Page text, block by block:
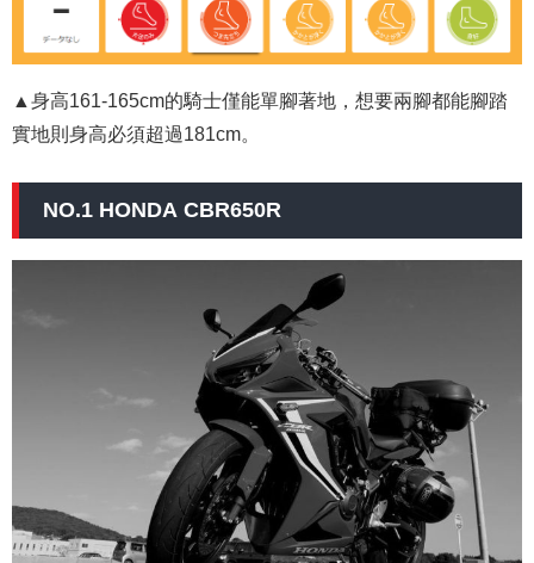
▲身高161-165cm的騎士僅能單腳著地，想要兩腳都能腳踏
實地則身高必須超過181cm。
NO.1 HONDA CBR650R